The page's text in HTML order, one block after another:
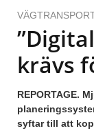
krävs
REPORTAGE.
syftar till att